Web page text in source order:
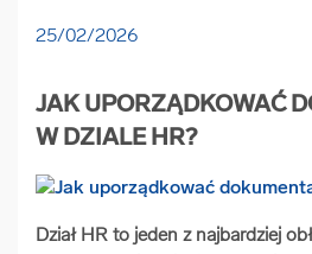
Niszczenie nośników informacji
25/02/2026
JAK UPORZĄDKOWAĆ
W DZIALE HR?
Dział HR to jeden z najbardziej